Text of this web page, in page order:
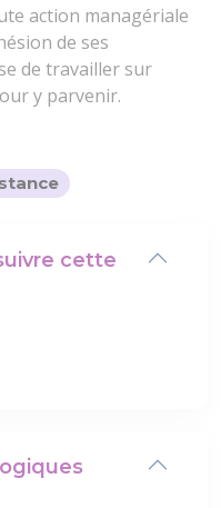
action managériale
de ses
de travailler sur
y parvenir.
cette